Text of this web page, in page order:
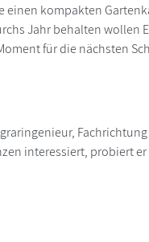
einen kompakten
Jahr behalten wollen
für die nächsten
interessiert, probiert